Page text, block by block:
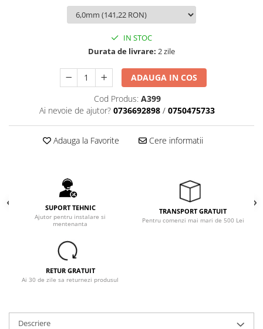
IN STOC
Durata de livrare: 2 zile
ADAUGA IN COS
Cod Produs: A399
Ai nevoie de ajutor? 0736692898 / 0750475733
Adauga la Favorite Cere informatii
SUPORT TEHNIC
Ajutor pentru instalare si
mentenanta
TRANSPORT GRATUIT
Pentru comenzi mai mari de 500 Lei
RETUR GRATUIT
Ai 30 de zile sa returnezi produsul
Descriere